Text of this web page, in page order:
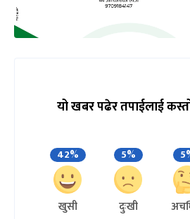
यो खबर पढेर तपाईलाई
42%
खुसी
5%
दुःखी